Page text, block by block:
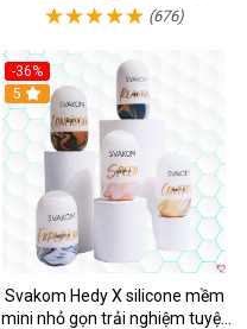
(676)
-36%
Hot
5
Svakom Hedy X silicone mềm
mini nhỏ gọn trải nghiệm tuyệt